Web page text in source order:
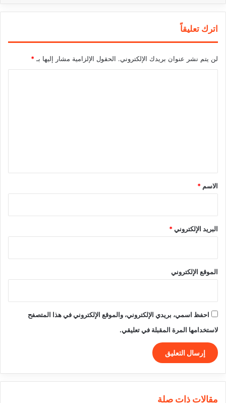
اترك تعليقاً
لن يتم نشر عنوان بريدك الإلكتروني. الحقول الإلزامية مشار إليها بـ *
*
الاسم *
البريد الإلكتروني*
الموقع الإلكتروني
احفظ اسمي، بريدي الإلكتروني، والموقع الإلكتروني في هذا المتصفح
لاستخدامها المرة المقبلة في تعليقي.
مقالات ذات صلة